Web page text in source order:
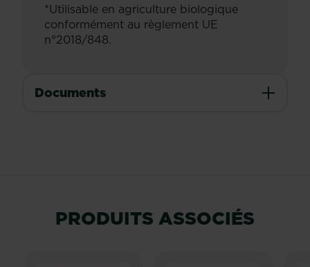
*Utilisable en agriculture biologique
conformément au règlement UE
n°2018/848.
Documents
PRODUITS ASSOCIÉS